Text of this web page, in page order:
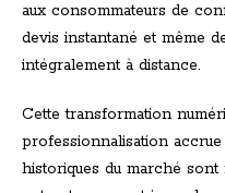
aux consommateurs de
devis instantané et même
intégralement à distance.
Cette transformation
professionnalisation accrue
historiques du marché